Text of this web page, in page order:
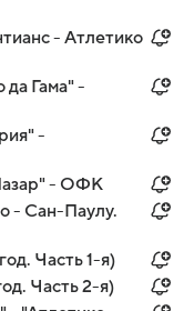
- Атлетико
да Гама" -
-
- ОФК
- Сан-Паулу.
Часть 1-я)
Часть 2-я)